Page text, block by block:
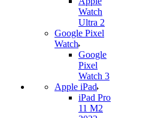
Watch
Ultra 2
Google Pixel
Watch
Google
Pixel
Watch 3
Apple iPad
iPad Pro
11 M2